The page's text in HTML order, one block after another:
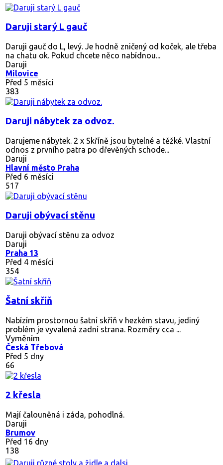
Daruji starý L gauč
Daruji gauč do L, levý. Je hodně zničený od koček, ale třeba
na chatu ok. Pokud chcete něco nabídnou...
Daruji
Milovice
Před 5 měsíci
383
Daruji nábytek za odvoz.
Darujeme nábytek. 2 x Skříně jsou bytelné a těžké. Vlastní
odnos z prvního patra po dřevěných schode...
Daruji
Hlavní město Praha
Před 6 měsíci
517
Daruji obývací stěnu
Daruji obývací stěnu za odvoz
Daruji
Praha 13
Před 4 měsíci
354
Šatní skříň
Nabízím prostornou šatní skříň v hezkém stavu, jediný
problém je vyvalená zadní strana. Rozměry cca ...
Vyměním
Česká Třebová
Před 5 dny
66
2 křesla
Mají čalouněná i záda, pohodlná.
Daruji
Brumov
Před 16 dny
138